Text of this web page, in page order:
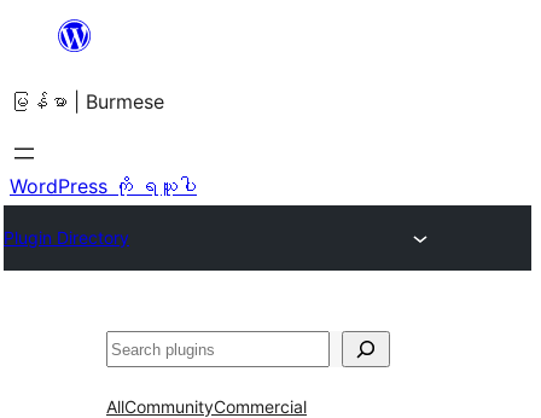
အကြောင်းအရာ
ကျော်သွား
ရန်
မြန်မာ | Burmese
WordPress ကို ရယူပါ
Plugin Directory
ရှာ
AllCommunityCommercial